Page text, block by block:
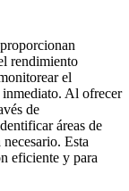
proporcionan
rendimiento
el
inmediato. Al ofrecer
de
áreas de
Esta
eficiente y para